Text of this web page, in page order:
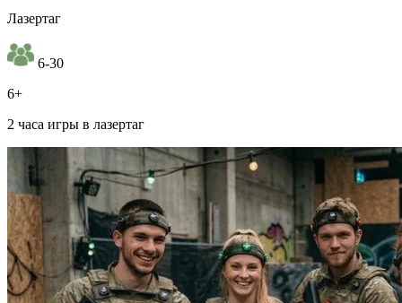
Лазертаг
6-30
6+
2 часа игры в лазертаг